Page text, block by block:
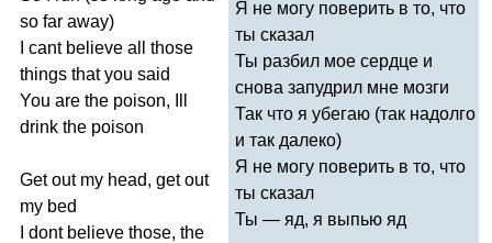
so far away)
cant believe all
those
things that you said
You are the poison,
drink the poison
Get out my head, get out
my bed
dont believe those, the
Я не могу поверить в то, что
ты сказал
Ты разбил мое сердце и
снова запудрил мне мозги
Так что я убегаю (так надолго
и так далеко)
Я не могу поверить в то, что
ты сказал
Ты — яд, я выпью яд